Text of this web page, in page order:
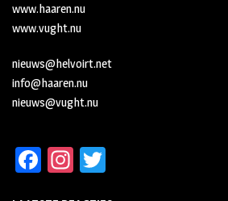
www.haaren.nu
www.vught.nu
nieuws@helvoirt.net
info@haaren.nu
nieuws@vught.nu
Fa In